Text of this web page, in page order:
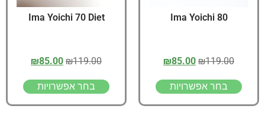
Ima Yoichi 80
₪119.00
₪85.00
בחר אפשרויות
Ima Yoichi 70 Diet
₪119.00
₪85.00
בחר אפשרויות